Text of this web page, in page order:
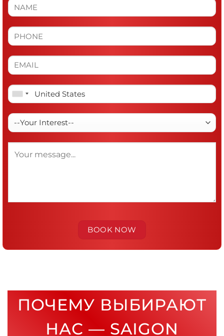
ПОЧЕМУ ВЫБИРАЮТ
НАС — SAIGON